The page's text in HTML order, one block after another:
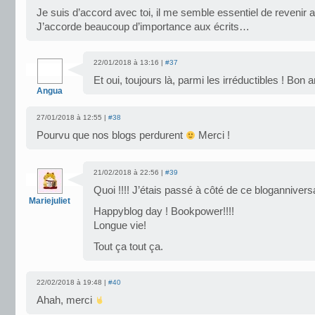
Je suis d’accord avec toi, il me semble essentiel de revenir
J’accorde beaucoup d’importance aux écrits…
Angua
22/01/2018 à 13:16 | #37
Et oui, toujours là, parmi les irréductibles ! Bon
27/01/2018 à 12:55 | #38
Pourvu que nos blogs perdurent Merci !
Mariejuliet
21/02/2018 à 22:56 | #39
Quoi !!!! J’étais passé à côté de ce
Happyblog day ! Bookpower!!!!
Longue vie!
Tout ça tout ça.
22/02/2018 à 19:48 | #40
Ahah, merci